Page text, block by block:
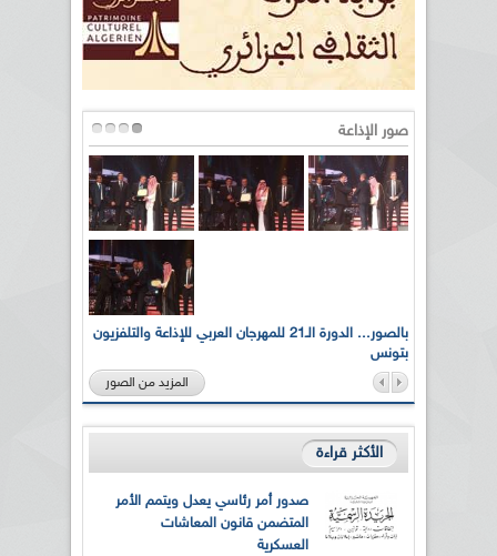
صور الإذاعة
بالصور... الدورة الـ21 للمهرجان العربي للإذاعة والتلفزيون
بتونس
المزيد من الصور
الأكثر قراءة
صدور أمر رئاسي يعدل ويتمم الأمر
المتضمن قانون المعاشات
العسكرية